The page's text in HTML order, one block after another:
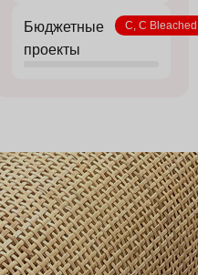
Бюджетные
проекты